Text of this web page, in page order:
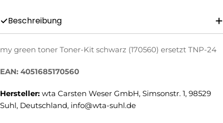
Eine Frage stellen
Name
Ihre
E-
Beschreibung
my green toner Toner-Kit schwarz (170560) ersetzt TNP-24
EAN: 4051685170560
Hersteller: wta Carsten Weser GmbH, Simsonstr. 1, 98529
Suhl, Deutschland, info@wta-suhl.de